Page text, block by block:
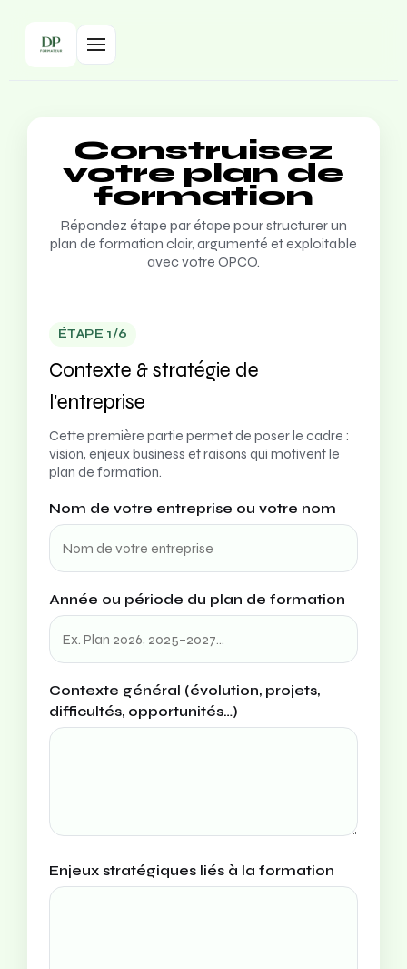
Construisez
votre plan de
formation
Répondez étape par étape pour structurer un
plan de formation clair, argumenté et exploitable
avec votre OPCO.
ÉTAPE 1/6
Contexte & stratégie de
l’entreprise
Cette première partie permet de poser le cadre :
vision, enjeux business et raisons qui motivent le
plan de formation.
Nom de votre entreprise ou votre nom
Année ou période du plan de formation
Contexte général (évolution, projets,
difficultés, opportunités…)
Enjeux stratégiques liés à la formation